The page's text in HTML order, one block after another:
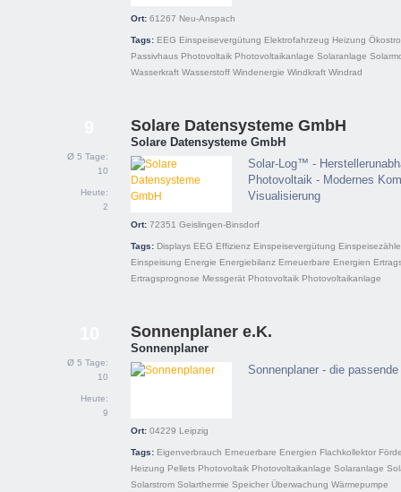
Ort: 61267 Neu-Anspach
Tags: EEG Einspeisevergütung Elektrofahrzeug Heizung
Passivhaus Photovoltaik Photovoltaikanlage Solaranlage
Wasserkraft Wasserstoff Windenergie Windkraft Windrad
Ø 5 Tage:
10
Heute:
2
Solare Datensysteme GmbH
Solare Datensysteme GmbH
Solar-Log™ -
Photovoltaik - Modernes
Visualisierung
Ort: 72351 Geislingen-Binsdorf
Tags: Displays EEG Effizienz Einspeisevergütung
Einspeisung Energie Energiebilanz Erneuerbare Energien
Ertragsprognose Messgerät Photovoltaik Photovoltaikanlage
Ø 5 Tage:
10
Heute:
9
Sonnenplaner e.K.
Sonnenplaner
Sonnenplaner - die
Ort: 04229 Leipzig
Tags: Eigenverbrauch Erneuerbare Energien Flachkollektor
Heizung Pellets Photovoltaik Photovoltaikanlage Solaranlage
Solarstrom Solarthermie Speicher Überwachung Wärmepumpe